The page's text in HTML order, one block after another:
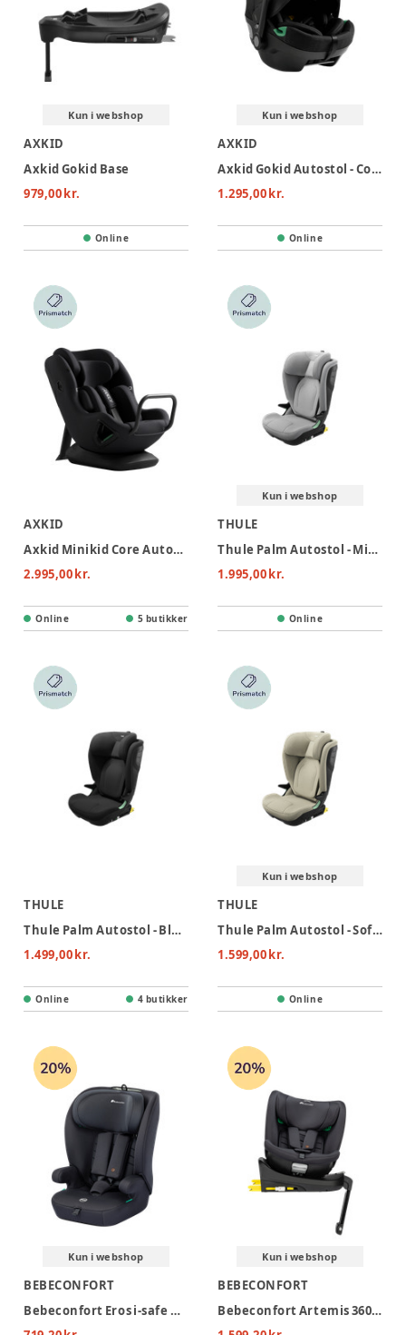
Kun i webshop
AXKID
Axkid Gokid Base
979,00 kr.
Online
Kun i webshop
AXKID
Axkid Gokid Autostol - Coastal Storm Black
1.295,00 kr.
Online
AXKID
Axkid Minikid Core Autostol - Coastal Storm Black
2.995,00 kr.
Online 5 butikker
Kun i webshop
THULE
Thule Palm Autostol - Mid Gray
1.995,00 kr.
Online
THULE
Thule Palm Autostol - Black
1.499,00 kr.
Online 4 butikker
Kun i webshop
THULE
Thule Palm Autostol - Soft Beige
1.599,00 kr.
Online
Kun i webshop
BEBECONFORT
Bebeconfort Eros i-safe Autostol - Mineral Black
Kun i webshop
BEBECONFORT
Bebeconfort Artemis 360 i-size Autostol - Mineral Black